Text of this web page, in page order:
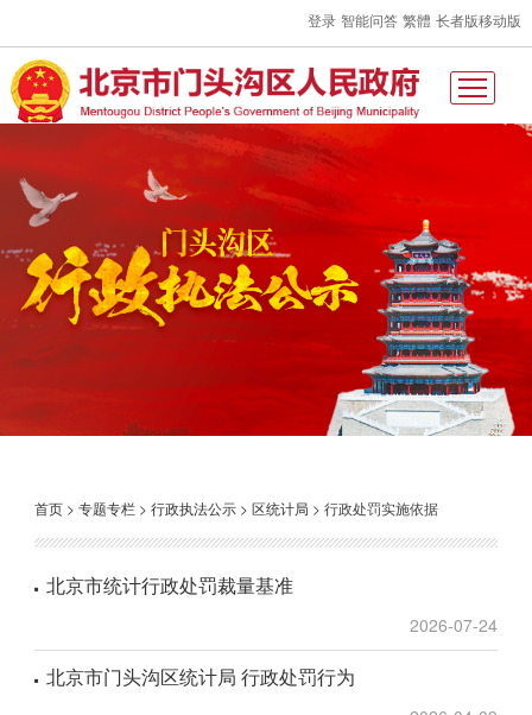
登录 智能问答 繁體 长者版移动版
首页 >专题专栏 >行政执法公示 >区统计局 >行政处罚实施依据
北京市统计行政处罚裁量基准
2026-07-24
北京市门头沟区统计局 行政处罚行为